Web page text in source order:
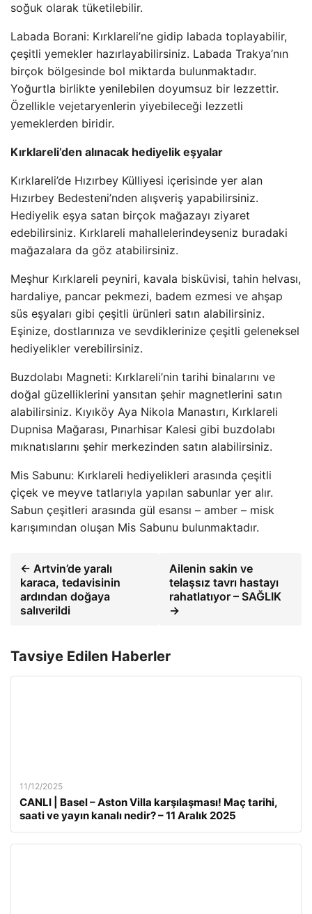
soğuk olarak tüketilebilir.
Labada Borani: Kırklareli’ne gidip labada toplayabilir,
çeşitli yemekler hazırlayabilirsiniz. Labada Trakya’nın
birçok bölgesinde bol miktarda bulunmaktadır.
Yoğurtla birlikte yenilebilen doyumsuz bir lezzettir.
Özellikle vejetaryenlerin yiyebileceği lezzetli
yemeklerden biridir.
Kırklareli’den alınacak hediyelik eşyalar
Kırklareli’de Hızırbey Külliyesi içerisinde yer alan
Hızırbey Bedesteni’nden alışveriş yapabilirsiniz.
Hediyelik eşya satan birçok mağazayı ziyaret
edebilirsiniz. Kırklareli mahallelerindeyseniz buradaki
mağazalara da göz atabilirsiniz.
Meşhur Kırklareli peyniri, kavala bisküvisi, tahin helvası,
hardaliye, pancar pekmezi, badem ezmesi ve ahşap
süs eşyaları gibi çeşitli ürünleri satın alabilirsiniz.
Eşinize, dostlarınıza ve sevdiklerinize çeşitli geleneksel
hediyelikler verebilirsiniz.
Buzdolabı Magneti: Kırklareli’nin tarihi binalarını ve
doğal güzelliklerini yansıtan şehir magnetlerini satın
alabilirsiniz. Kıyıköy Aya Nikola Manastırı, Kırklareli
Dupnisa Mağarası, Pınarhisar Kalesi gibi buzdolabı
mıknatıslarını şehir merkezinden satın alabilirsiniz.
Mis Sabunu: Kırklareli hediyelikleri arasında çeşitli
çiçek ve meyve tatlarıyla yapılan sabunlar yer alır.
Sabun çeşitleri arasında gül esansı – amber – misk
karışımından oluşan Mis Sabunu bulunmaktadır.
← Artvin’de yaralı
karaca, tedavisinin
ardından doğaya
salıverildi
Ailenin sakin ve
telaşsız tavrı hastayı
rahatlatıyor – SAĞLIK
→
Tavsiye Edilen Haberler
11/12/2025
CANLI | Basel – Aston Villa karşılaşması! Maç tarihi,
saati ve yayın kanalı nedir? – 11 Aralık 2025